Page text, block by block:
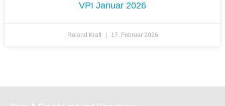
VPI Januar 2026
Roland Kraft 17. Februar 2026